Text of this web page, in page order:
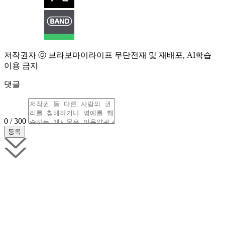
저작권자 ⓒ 브라보마이라이프 무단전재 및 재배포, AI학습
이용 금지
댓글
0 / 300